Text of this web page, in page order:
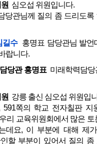
심오섭 위원입니다.
당관님께 질의 좀 드리도록
길수홍명표 담당관님 발언
랍니다.
당관 홍명표미래학력담당
강릉 출신 심오섭 위원입
591쪽의 학교 전자칠판 지
리 교육위원회에서 많은 토
데요, 이 부분에 대해 제
할 부분이 있어서 질의 좀